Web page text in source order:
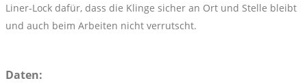
Liner-Lock dafür, dass die Klinge sicher an Ort und Stelle bleibt
und auch beim Arbeiten nicht verrutscht.
Daten: